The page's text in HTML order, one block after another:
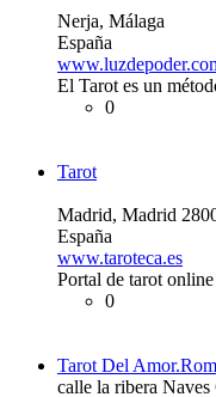
Nerja, Málaga
España
El Tarot es un
0
Tarot
Madrid, Madrid
España
www.taroteca.es
Portal de tarot online
0
Tarot Del
calle la ribera